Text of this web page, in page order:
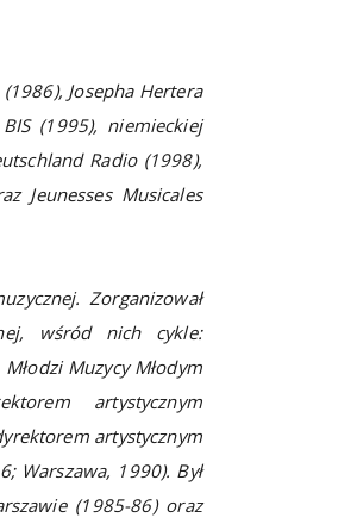
Josepha Hertera
(1995), niemieckiej
Radio (1998),
Jeunesses Musicales
Zorganizował
wśród nich cykle:
Muzycy Młodym
artystycznym
artystycznym
Warszawa, 1990). Był
(1985-86) oraz